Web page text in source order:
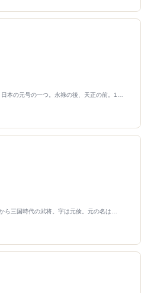
本の元号の一つ。永禄の後、天正の前。1…
ら三国時代の武将。字は元倹。元の名は…